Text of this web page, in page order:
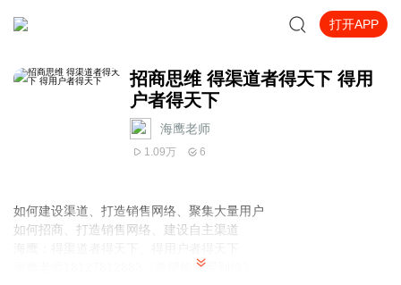
打开APP
招商思维 得渠道者得天下 得用
户者得天下
海鹰老师
1.09万 6
如何建设渠道、打造销售网络、聚集大量用户
如何招商、打造销售网络、建设自主渠道
海鹰老师18127812883《希望能够帮到你》